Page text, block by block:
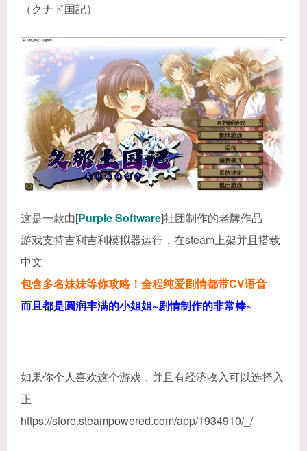
（クナド国記）
这是一款由[Purple Software]社团制作的老牌作品
游戏支持吉利吉利模拟器运行，在steam上架并且搭载
中文
包含多名妹妹等你攻略！全程纯爱剧情都带CV语音
而且都是圆润丰满的小姐姐~剧情制作的非常棒~
如果你个人喜欢这个游戏，并且有经济收入可以选择入
正
https://store.steampowered.com/app/1934910/_/